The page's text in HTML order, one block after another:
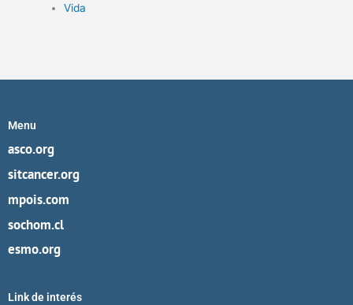
Vida
Menu
asco.org
sitcancer.org
mpois.com
sochom.cl
esmo.org
Link de interés